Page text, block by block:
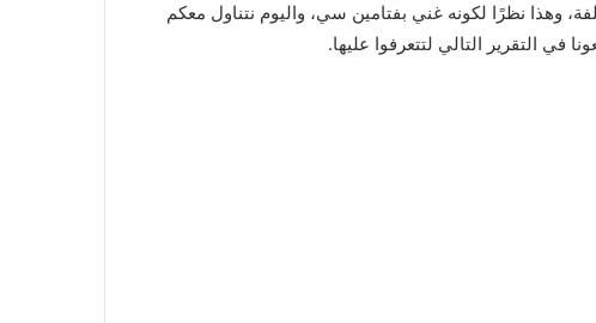
وهذا نظرًا لكونه غني بفتامين سي، واليوم نتناول معكم
في التقرير التالي لتتعرفوا عليها.